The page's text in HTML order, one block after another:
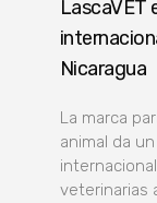
LascaVET
Nicaragua
La marca
animal da
veterinarias